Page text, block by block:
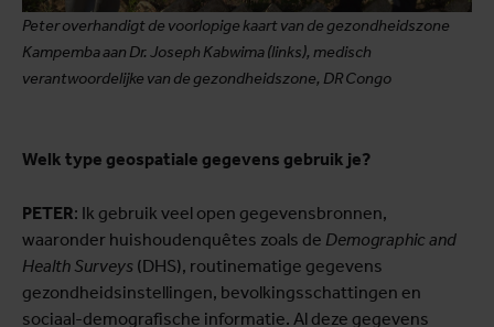
Peter overhandigt de voorlopige kaart van de gezondheidszone
Kampemba aan Dr. Joseph Kabwima (links), medisch
verantwoordelijke van de gezondheidszone, DR Congo
Welk type geospatiale gegevens gebruik je?
PETER: Ik gebruik veel open gegevensbronnen,
waaronder huishoudenquêtes zoals de Demographic and
Health Surveys (DHS), routinematige gegevens
gezondheidsinstellingen, bevolkingsschattingen en
sociaal-demografische informatie. Al deze gegevens